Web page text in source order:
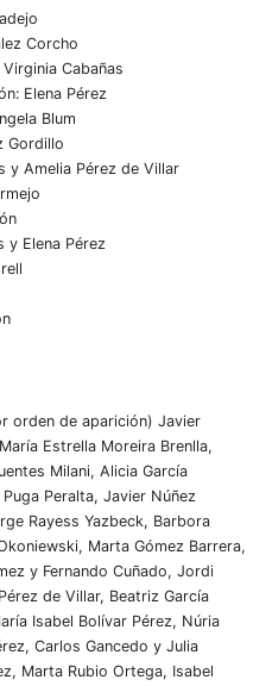
Corcho
Cabañas
Elena Pérez
Blum
Gordillo
y Amelia Pérez de Villar
y Elena Pérez
orden de aparición) Javier
Estrella Moreira Brenlla,
Milani, Alicia García
Peralta, Javier Núñez
Rayess Yazbeck, Barbora
Marta Gómez Barrera,
y Fernando Cuñado, Jordi
de Villar, Beatriz García
Isabel Bolívar Pérez, Núria
Carlos Gancedo y Julia
Marta Rubio Ortega, Isabel